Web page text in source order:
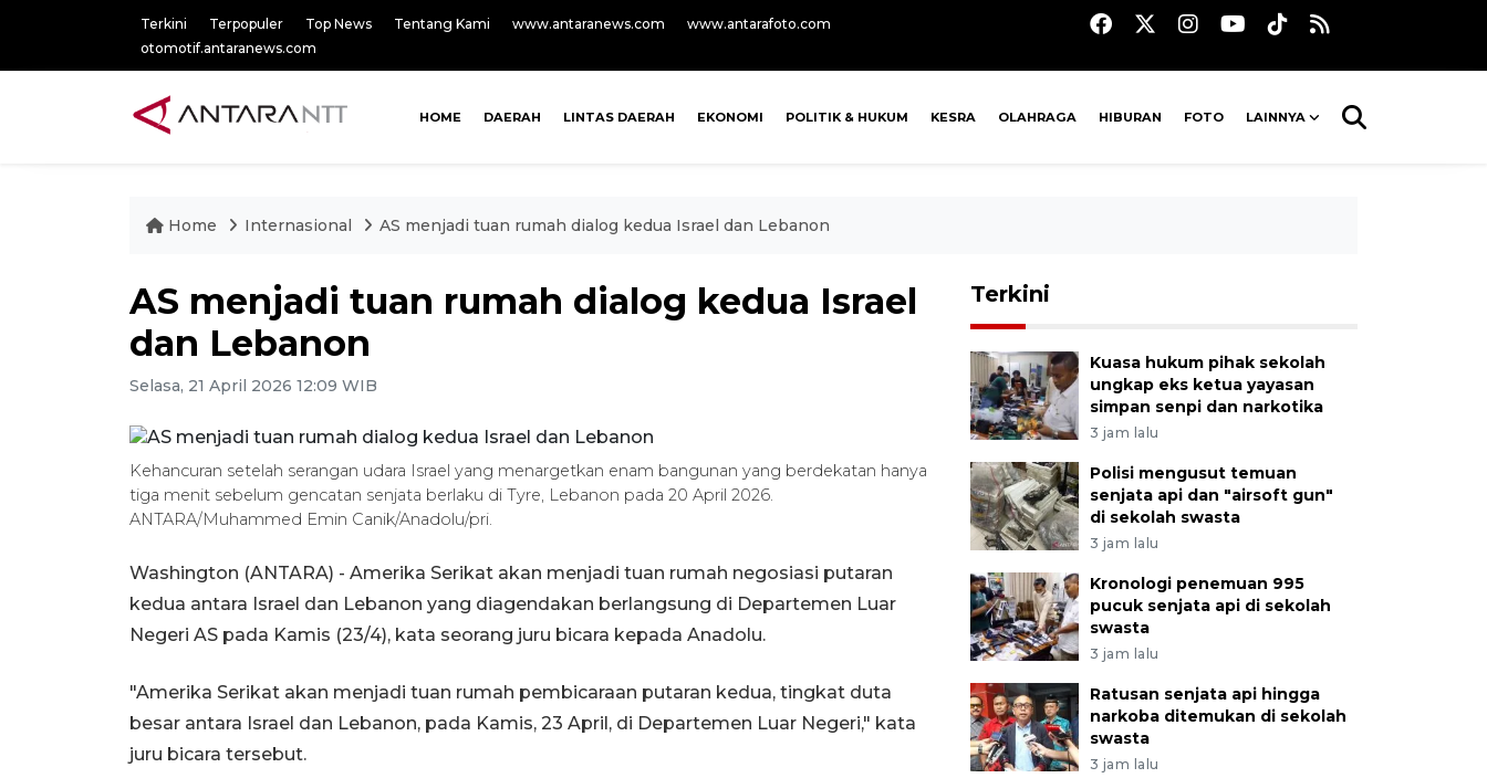
Terkini Terpopuler Top News Tentang Kami www.antaranews.com
www.antarafoto.com
otomotif.antaranews.com
HOME DAERAH LINTAS DAERAH EKONOMI POLITIK & HUKUM KESRA OLAHRAGA HIBURAN FOTO LAINNYA
Home Internasional AS menjadi tuan rumah dialog kedua Israel dan Lebanon
AS menjadi tuan rumah dialog kedua Israel
dan Lebanon
Selasa, 21 April 2026 12:09 WIB
Kehancuran setelah serangan udara Israel yang menargetkan enam bangunan yang berdekatan hanya
tiga menit sebelum gencatan senjata berlaku di Tyre, Lebanon pada 20 April 2026.
ANTARA/Muhammed Emin Canik/Anadolu/pri.
Washington (ANTARA) - Amerika Serikat akan menjadi tuan rumah negosiasi putaran
kedua antara Israel dan Lebanon yang diagendakan berlangsung di Departemen Luar
Negeri AS pada Kamis (23/4), kata seorang juru bicara kepada Anadolu.
"Amerika Serikat akan menjadi tuan rumah pembicaraan putaran kedua, tingkat duta
besar antara Israel dan Lebanon, pada Kamis, 23 April, di Departemen Luar Negeri," kata
juru bicara tersebut.
Terkini
Kuasa hukum pihak sekolah
ungkap eks ketua yayasan
simpan senpi dan narkotika
3 jam lalu
Polisi mengusut temuan
senjata api dan "airsoft gun"
di sekolah swasta
3 jam lalu
Kronologi penemuan 995
pucuk senjata api di sekolah
swasta
3 jam lalu
Ratusan senjata api hingga
narkoba ditemukan di sekolah
swasta
3 jam lalu